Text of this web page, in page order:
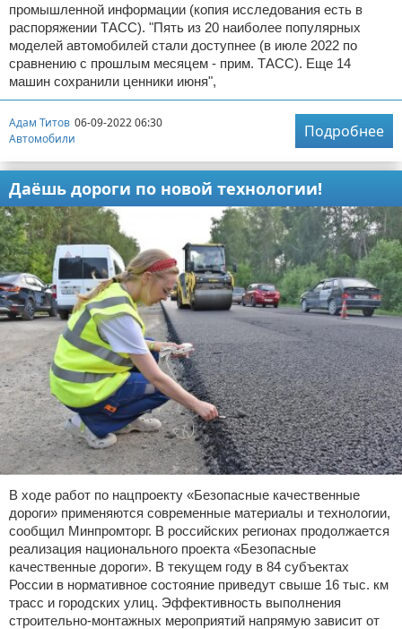
промышленной информации (копия исследования есть в
распоряжении ТАСС). "Пять из 20 наиболее популярных
моделей автомобилей стали доступнее (в июле 2022 по
сравнению с прошлым месяцем - прим. ТАСС). Еще 14
машин сохранили ценники июня",
Адам Титов 06-09-2022 06:30
Автомобили
Подробнее
Даёшь дороги по новой технологии!
В ходе работ по нацпроекту «Безопасные качественные
дороги» применяются современные материалы и технологии,
сообщил Минпромторг. В российских регионах продолжается
реализация национального проекта «Безопасные
качественные дороги». В текущем году в 84 субъектах
России в нормативное состояние приведут свыше 16 тыс. км
трасс и городских улиц. Эффективность выполнения
строительно-монтажных мероприятий напрямую зависит от